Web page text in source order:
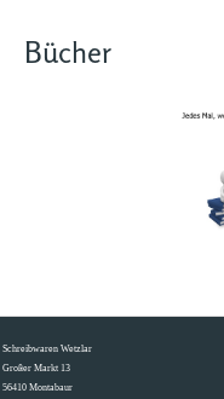
Bücher
Schreibwaren Wetzlar
Großer Markt 13
56410 Montabaur